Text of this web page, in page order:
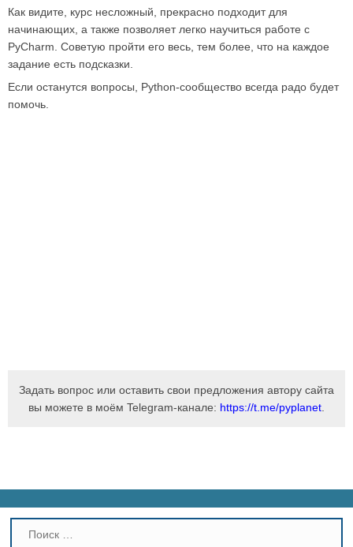
Как видите, курс несложный, прекрасно подходит для
начинающих, а также позволяет легко научиться работе с
PyCharm. Советую пройти его весь, тем более, что на каждое
задание есть подсказки.
Если останутся вопросы, Python-сообщество всегда радо будет
помочь.
Задать вопрос или оставить свои предложения автору сайта
вы можете в моём Telegram-канале: https://t.me/pyplanet